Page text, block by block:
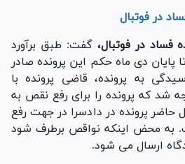
در فوتبال
فساد در فوتبال، گفت: طبق برآورد
پایان دی ماه حکم این پرونده صادر
به پرونده، قاضی پرونده با
شد که پرونده را برای رفع نقص به
حاضر پرونده در دادسرا در جهت رفع
به محض اینکه نواقص برطرف شود
ارسال می شود.